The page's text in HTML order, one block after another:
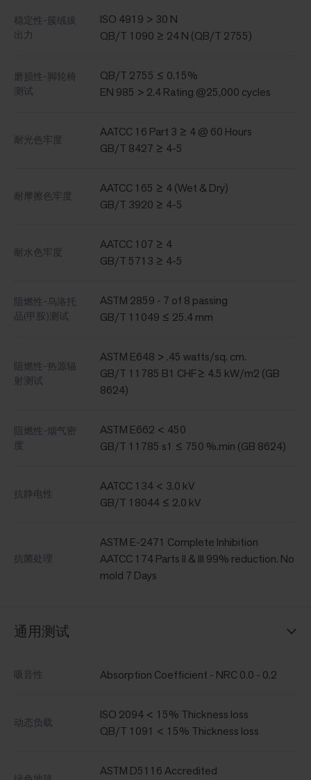
稳定性-簇绒拔
出力
ISO 4919 > 30 N
QB/T 1090 ≥ 24 N (QB/T 2755)
磨损性-脚轮椅
测试
QB/T 2755 ≤ 0.15%
EN 985 > 2.4 Rating @25,000 cycles
耐光色牢度
AATCC 16 Part 3 ≥ 4 @ 60 Hours
GB/T 8427 ≥ 4-5
耐摩擦色牢度
AATCC 165 ≥ 4 (Wet & Dry)
GB/T 3920 ≥ 4-5
耐水色牢度
AATCC 107 ≥ 4
GB/T 5713 ≥ 4-5
阻燃性-乌洛托
品(甲胺)测试
ASTM 2859 - 7 of 8 passing
GB/T 11049 ≤ 25.4 mm
阻燃性-热源辐
射测试
ASTM E648 > .45 watts/sq. cm.
GB/T 11785 B1 CHF≥ 4.5 kW/m2 (GB
8624)
阻燃性-烟气密
度
ASTM E662 < 450
GB/T 11785 s1 ≤ 750 %.min (GB 8624)
抗静电性
AATCC 134 < 3.0 kV
GB/T 18044 ≤ 2.0 kV
抗菌处理
ASTM E-2471 Complete Inhibition
AATCC 174 Parts II & III 99% reduction. No
mold 7 Days
通用测试
吸音性 Absorption Coefficient - NRC 0.0 - 0.2
动态负载
ISO 2094 < 15% Thickness loss
QB/T 1091 < 15% Thickness loss
ASTM D5116 Accredited